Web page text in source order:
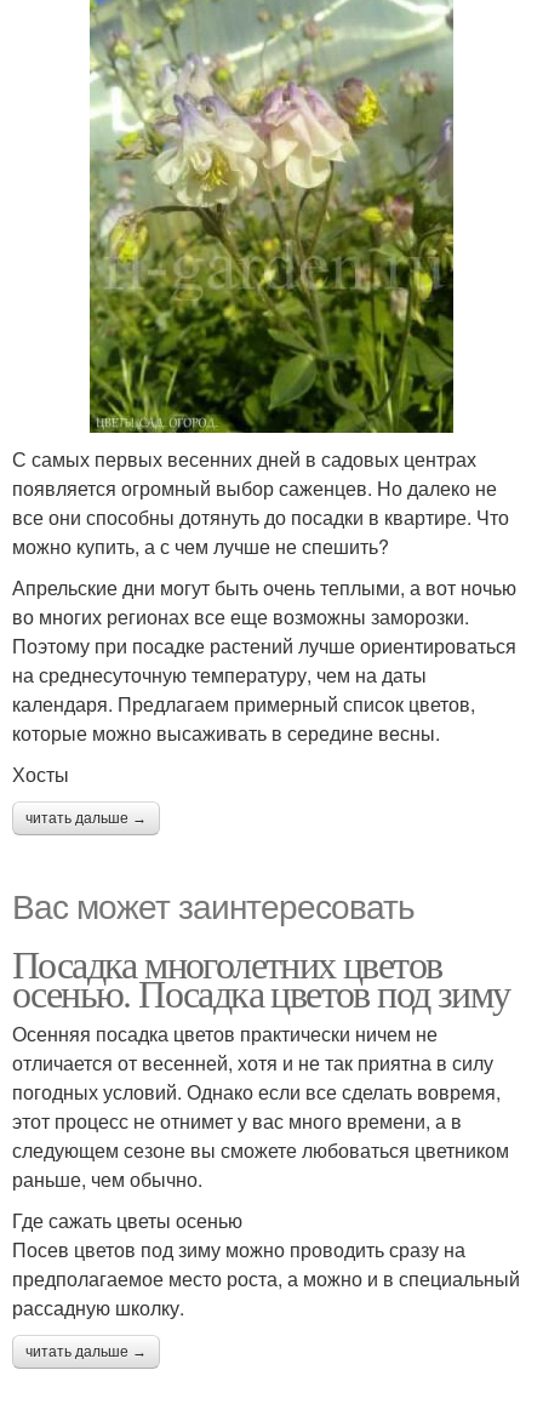
С самых первых весенних дней в садовых центрах
появляется огромный выбор саженцев. Но далеко не
все они способны дотянуть до посадки в квартире. Что
можно купить, а с чем лучше не спешить?
Апрельские дни могут быть очень теплыми, а вот ночью
во многих регионах все еще возможны заморозки.
Поэтому при посадке растений лучше ориентироваться
на среднесуточную температуру, чем на даты
календаря. Предлагаем примерный список цветов,
которые можно высаживать в середине весны.
Хосты
читать дальше →
Вас может заинтересовать
Посадка многолетних цветов
осенью. Посадка цветов под зиму
Осенняя посадка цветов практически ничем не
отличается от весенней, хотя и не так приятна в силу
погодных условий. Однако если все сделать вовремя,
этот процесс не отнимет у вас много времени, а в
следующем сезоне вы сможете любоваться цветником
раньше, чем обычно.
Где сажать цветы осенью
Посев цветов под зиму можно проводить сразу на
предполагаемое место роста, а можно и в специальный
рассадную школку.
читать дальше →